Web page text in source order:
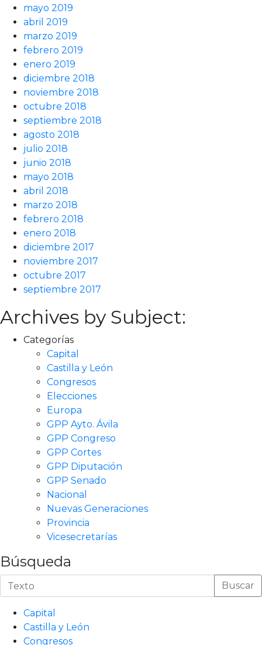
mayo 2019
abril 2019
marzo 2019
febrero 2019
enero 2019
diciembre 2018
noviembre 2018
octubre 2018
septiembre 2018
agosto 2018
julio 2018
junio 2018
mayo 2018
abril 2018
marzo 2018
febrero 2018
enero 2018
diciembre 2017
noviembre 2017
octubre 2017
septiembre 2017
Archives by Subject:
Categorías
Capital
Castilla y León
Congresos
Elecciones
Europa
GPP Ayto. Ávila
GPP Congreso
GPP Cortes
GPP Diputación
GPP Senado
Nacional
Nuevas Generaciones
Provincia
Vicesecretarías
Búsqueda
Buscar
Capital
Castilla y León
Congresos